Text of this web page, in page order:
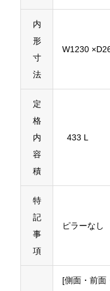
内
形
寸
法
W1230
定
格
内
容
積
433 L
特
記
事
項
ピラーなし
[側面・前面